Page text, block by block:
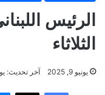
الرئيس
الثلاثاء
يونيو 9, 2025 آخر تحديث: يونيو 9,
فيسبوك ‫X